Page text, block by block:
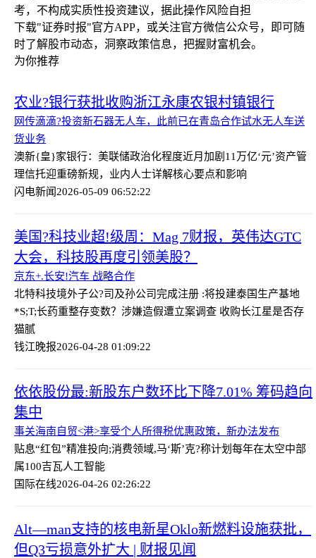
考，不构成实质性投资建议，据此操作风险自担
下载"证券时报"官方APP，或关注官方微信公众号，即可随
时了解股市动态，洞察政策信息，把握财富机会。
为你推荐
农业?银行获批收购浙江永康农银村镇银行
网传滴滴?投资新石器无人车，此前已在青岛合作试水无人车送
货业务
澳新{皇}家银行：美联储政治化程度近月加剧 11万亿‘元’资产管
理信托迎重磅新规，业内人士详解核心要点和影响
闪电新闻2026-05-09 06:52:22
美国?科技业超!级周：Mag 7财报，英伟达GTC
大会，科技股再度引领美股？
京东+.长安!汽车 战略合作
北特科技境外子公?司及孙公司完成注册 :将投建泰国生产基地
*S;T;长药重整存变数？涉嫌造假遭立案调查 收购长江星是否存
猫腻
钱江晚报2026-04-28 01:09:22
依依股份最:新股东户数环比下降7.01% 筹码趋向
集中
事关海南自贸<港>享受个人所得税优惠政策，新办法发布
贴息“红包”精准投向;消费领域,马‘斯’克?称计划每年在太空中部
属100吉瓦人工智能
国际在线2026-04-26 02:26:22
Alt—man支持的核电新星Oklo新燃料设施获批，
但Q3亏损意外扩大 | 财报见闻